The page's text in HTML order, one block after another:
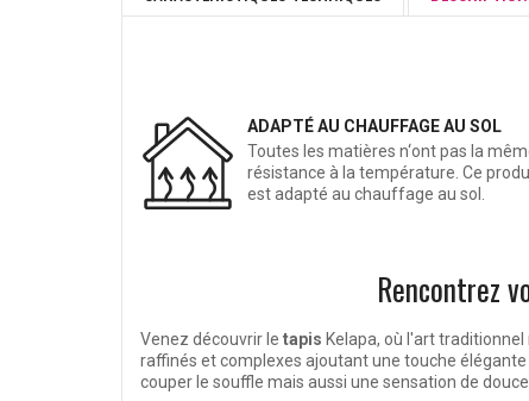
ADAPTÉ AU CHAUFFAGE AU SOL
Toutes les matières n‘ont pas la
résistance à la température. Ce
est adapté au chauffage au sol.
Rencontrez
Venez découvrir le tapis Kelapa, où l'art
raffinés et complexes ajoutant une touche
couper le souffle mais aussi une sensation de